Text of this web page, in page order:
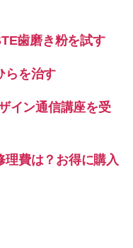
歯磨き粉を試す
らを治す
イン通信講座を受
理費は？お得に購入